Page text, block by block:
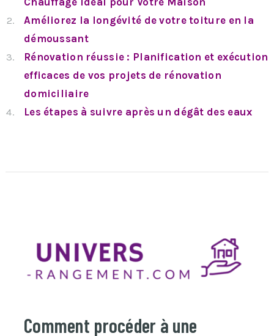
Améliorez la longévité de votre toiture en la
démoussant
Rénovation réussie : Planification et exécution
efficaces de vos projets de rénovation
domiciliaire
Les étapes à suivre après un dégât des eaux
Comment procéder à une